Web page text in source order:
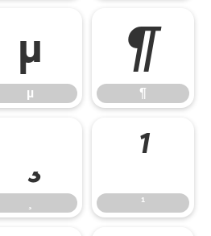
µ
µ
¶
¶
¹
¹